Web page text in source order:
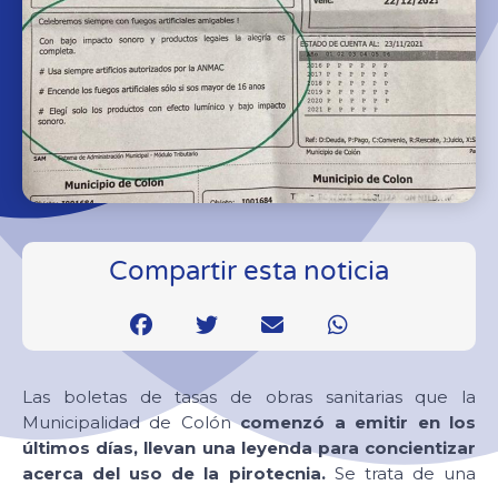
Compartir esta noticia
Las boletas de tasas de obras sanitarias que la
Municipalidad de Colóncomenzó a emitir en los
últimos días, llevan una leyenda para concientizar
acerca del uso de la pirotecnia.Se trata de una